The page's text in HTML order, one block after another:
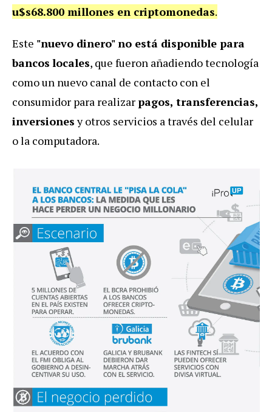
u$s68.800 millones en criptomonedas.
Este "nuevo dinero" no está disponible para
bancos locales, que fueron añadiendo tecnología
como un nuevo canal de contacto con el
consumidor para realizarpagos, transferencias,
inversionesy otros servicios a través del celular
o la computadora.